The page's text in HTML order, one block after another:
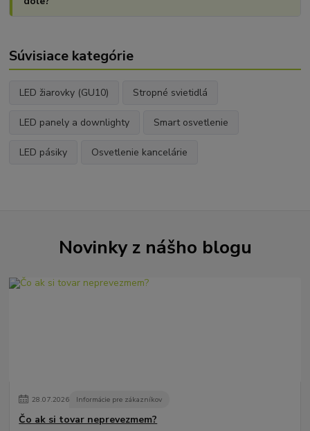
Súvisiace kategórie
LED žiarovky (GU10) Stropné svietidlá
LED panely a downlighty Smart osvetlenie
LED pásiky Osvetlenie kancelárie
Novinky z nášho blogu
28.07.2026 Informácie pre zákazníkov
Čo ak si tovar neprevezmem?